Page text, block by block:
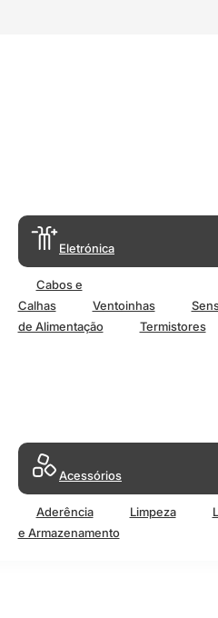
Eletrónica
Cabos e
Calhas
Ventoinhas
de Alimentação
Termistores
Acessórios
Aderência Limpeza
e Armazenamento